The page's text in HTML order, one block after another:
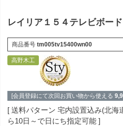
レイリア１５４テレビボー
商品番号 tm005tv15400wn00
高野木工
[会員登録にて次回お買い物から使える
送料パターン 宅内設置込み(北海
ら10日～で日にち指定可能